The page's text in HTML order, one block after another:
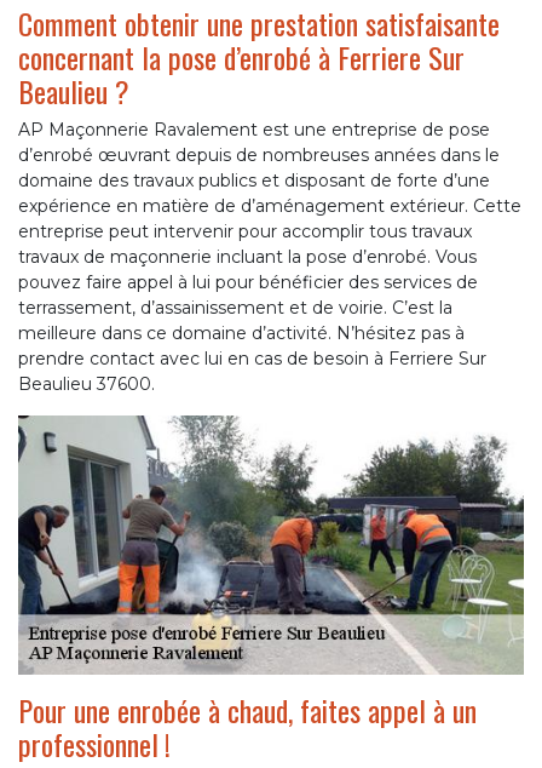
Comment obtenir une prestation satisfaisante
concernant la pose d’enrobé à Ferriere Sur
Beaulieu ?
AP Maçonnerie Ravalement est une entreprise de pose
d’enrobé œuvrant depuis de nombreuses années dans le
domaine des travaux publics et disposant de forte d’une
expérience en matière de d’aménagement extérieur. Cette
entreprise peut intervenir pour accomplir tous travaux
travaux de maçonnerie incluant la pose d’enrobé. Vous
pouvez faire appel à lui pour bénéficier des services de
terrassement, d’assainissement et de voirie. C’est la
meilleure dans ce domaine d’activité. N’hésitez pas à
prendre contact avec lui en cas de besoin à Ferriere Sur
Beaulieu 37600.
Pour une enrobée à chaud, faites appel à un
professionnel !